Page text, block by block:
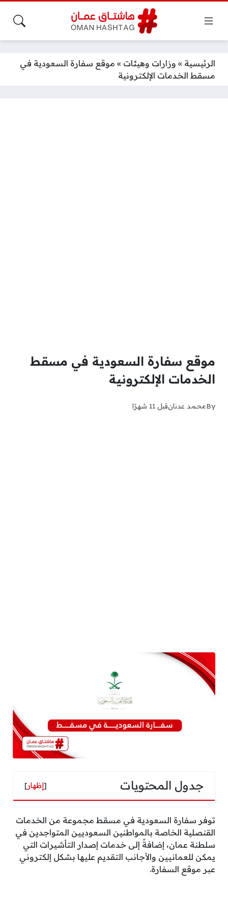
الرئيسية » وزارات وهيئات » موقع سفارة السعودية في
مسقط الخدمات الإلكترونية
موقع سفارة السعودية في مسقط
الخدمات الإلكترونية
Byمحمد عدنانقبل 11 شهرًا
جدول المحتويات [إظهار]
توفر سفارة السعودية في مسقط مجموعة من الخدمات
القنصلية الخاصة بالمواطنين السعوديين المتواجدين في
سلطنة عمان، إضافةً إلى خدمات إصدار التأشيرات التي
يمكن للعمانيين والأجانب التقديم عليها بشكل إلكتروني
عبر موقع السفارة.